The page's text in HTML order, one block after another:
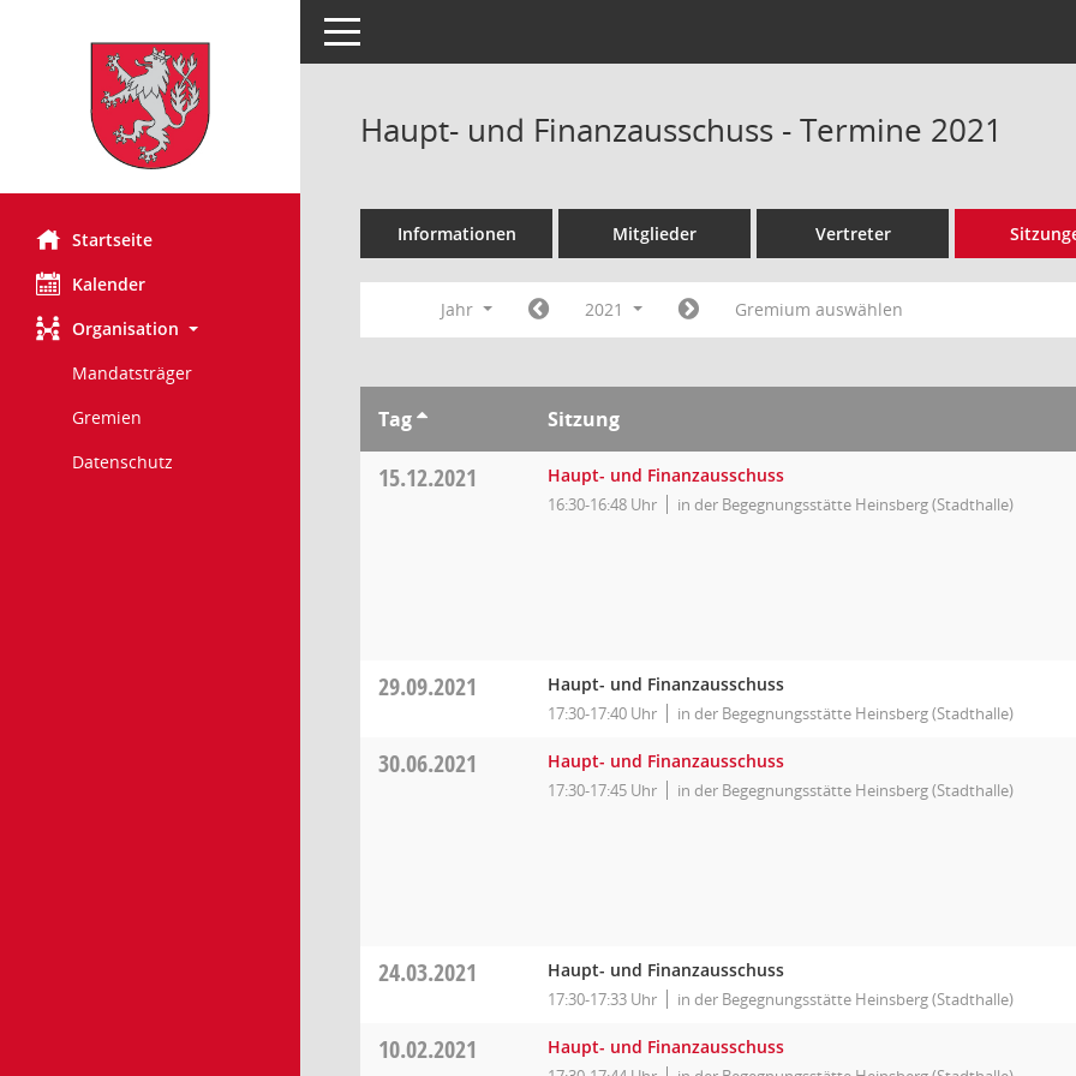
Startseite
Kalender
Organisation
Mandatsträger
Gremien
Datenschutz
Toggle navigation
Haupt- und Finanzausschuss - Termine 2021
Informationen Mitglieder Vertreter
Jahr 2021 Gremium auswählen
Tag Sitzung
15.12.2021 Haupt- und Finanzausschuss
16:30-16:48 Uhr in der Begegnungsstätte Heinsberg (Stadthalle)
29.09.2021 Haupt- und Finanzausschuss
17:30-17:40 Uhr in der Begegnungsstätte Heinsberg (Stadthalle)
30.06.2021 Haupt- und Finanzausschuss
17:30-17:45 Uhr in der Begegnungsstätte Heinsberg (Stadthalle)
24.03.2021 Haupt- und Finanzausschuss
17:30-17:33 Uhr in der Begegnungsstätte Heinsberg (Stadthalle)
10.02.2021 Haupt- und Finanzausschuss